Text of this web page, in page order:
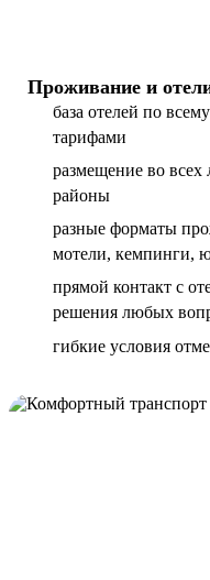
Проживание и
база отелей по
тарифами
размещение во всех
районы
разные форматы
мотели, кемпинги,
прямой контакт с
решения любых
гибкие условия